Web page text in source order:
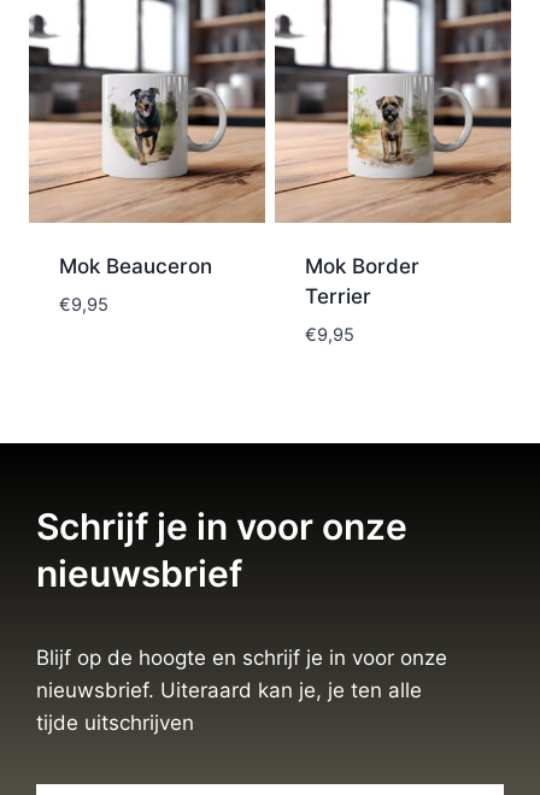
Mok Beauceron
€9,95
Mok Border
Terrier
€9,95
Schrijf je in voor onze
nieuwsbrief
Blijf op de hoogte en schrijf je in voor onze
nieuwsbrief. Uiteraard kan je, je ten alle
tijde uitschrijven